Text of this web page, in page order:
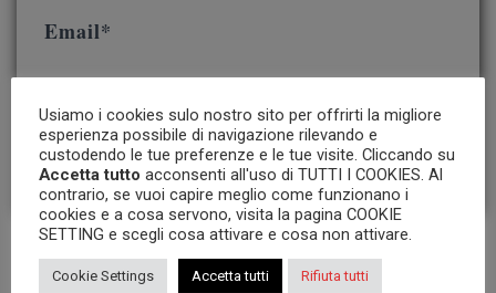
Email*
Accetto itermini e le condizioni
Archives
Usiamo i cookies sulo nostro sito per offrirti la migliore
esperienza possibile di navigazione rilevando e
custodendo le tue preferenze e le tue visite. Cliccando su
Accetta tutto acconsenti all'uso di TUTTI I COOKIES. Al
contrario, se vuoi capire meglio come funzionano i
cookies e a cosa servono, visita la pagina COOKIE
SETTING e scegli cosa attivare e cosa non attivare.
Cookie Settings Accetta tutti Rifiuta tutti